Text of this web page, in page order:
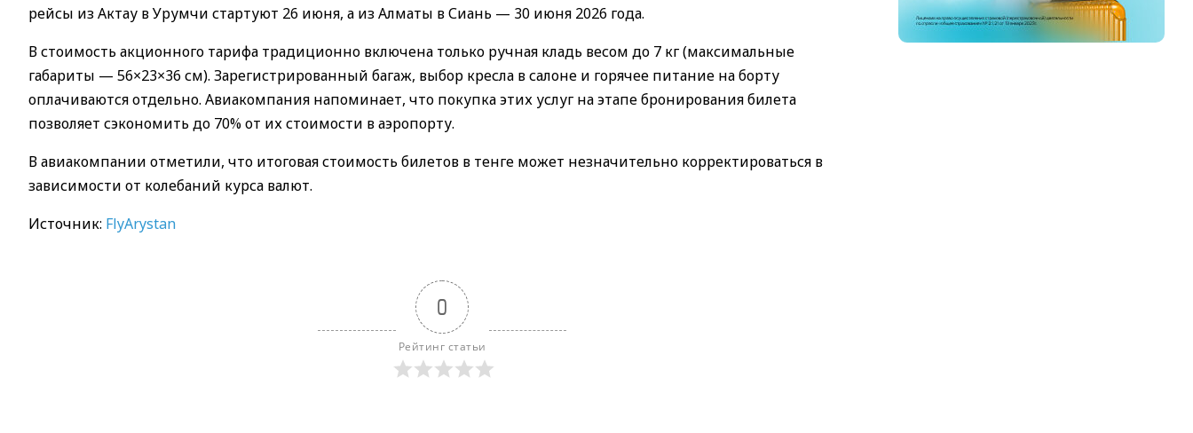
рейсы из Актау в Урумчи стартуют 26 июня, а из Алматы в Сиань — 30 июня 2026 года.
В стоимость акционного тарифа традиционно включена только ручная кладь весом до 7 кг (максимальные
габариты — 56×23×36 см). Зарегистрированный багаж, выбор кресла в салоне и горячее питание на борту
оплачиваются отдельно. Авиакомпания напоминает, что покупка этих услуг на этапе бронирования билета
позволяет сэкономить до 70% от их стоимости в аэропорту.
В авиакомпании отметили, что итоговая стоимость билетов в тенге может незначительно корректироваться в
зависимости от колебаний курса валют.
Источник: FlyArystan
0
Рейтинг статьи